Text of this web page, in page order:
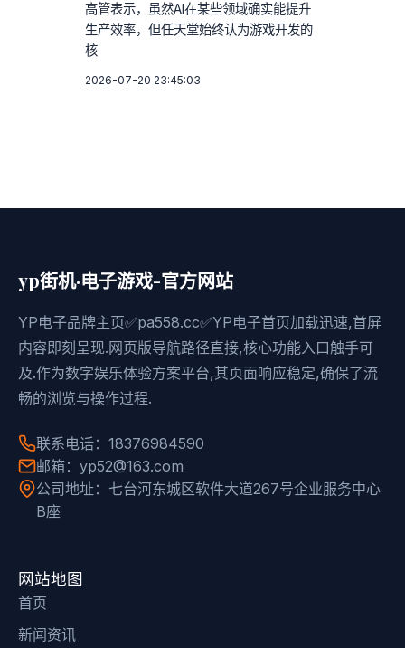
高管表示，虽然AI在某些领域确实能提升
生产效率，但任天堂始终认为游戏开发的
核
2026-07-20 23:45:03
yp街机·电子游戏-官方网站
YP电子品牌主页✅pa558.cc✅YP电子首页加载迅速,首屏
内容即刻呈现.网页版导航路径直接,核心功能入口触手可
及.作为数字娱乐体验方案平台,其页面响应稳定,确保了流
畅的浏览与操作过程.
联系电话：18376984590
邮箱：yp52@163.com
公司地址：七台河东城区软件大道267号企业服务中心
B座
网站地图
首页
新闻资讯